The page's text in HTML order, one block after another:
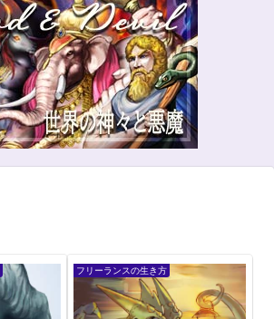
フリーランスの生き方